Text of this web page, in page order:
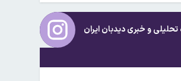
تحلیلی و خبریدیدبان ایران